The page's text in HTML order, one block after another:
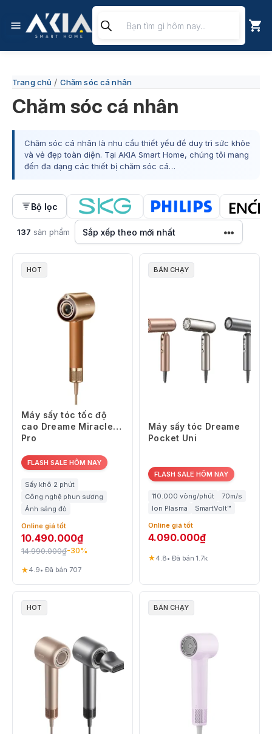
đến
dung
kiếm
phẩm
Trang chủ / Chăm sóc cá nhân
Chăm sóc cá nhân
Chăm sóc cá nhân là nhu cầu thiết yếu để duy trì sức khỏe
và vẻ đẹp toàn diện. Tại AKIA Smart Home, chúng tôi mang
đến đa dạng các thiết bị chăm sóc cá…
Bộ lọc
137 sản phẩm
HOT
Máy sấy tóc tốc độ
cao Dreame Miracle
Pro
FLASH SALE HÔM NAY
Sấy khô 2 phút
Công nghệ phun sương
Ánh sáng đỏ
Online giá tốt
10.490.000₫
14.990.000₫-30%
★4.9• Đã bán 707
BÁN CHẠY
Máy sấy tóc Dreame
Pocket Uni
FLASH SALE HÔM NAY
110.000 vòng/phút
70m/s
Ion Plasma
SmartVolt™
Online giá tốt
4.090.000₫
★4.8• Đã bán 1.7k
HOT BÁN CHẠY